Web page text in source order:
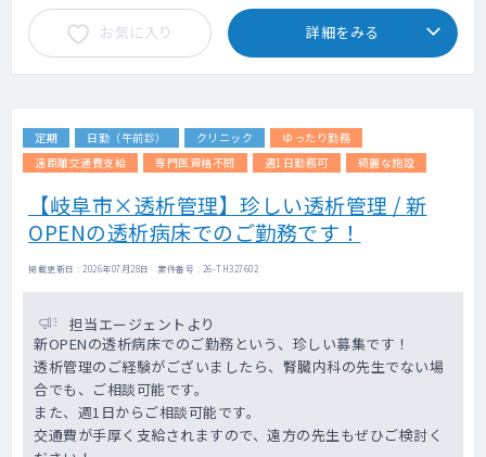
お気に入り 詳細をみる
定期 日勤（午前診） クリニック
ゆったり勤務
遠距離交通費支給
専門医資格不問 週1日勤務可 綺麗な施設
【岐阜市×透析管理】珍しい透析管理 / 新
OPENの透析病床でのご勤務です！
掲載更新日 : 2026年07月28日 案件番号 : 26-TH327602
担当エージェントより
新OPENの透析病床でのご勤務という、珍しい募集です！
透析管理のご経験がございましたら、腎臓内科の先生でない場
合でも、ご相談可能です。
また、週1日からご相談可能です。
交通費が手厚く支給されますので、遠方の先生もぜひご検討く